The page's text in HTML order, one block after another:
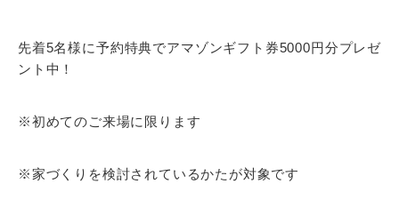
先着5名様に予約特典でアマゾンギフト券5000円分プレゼ
ント中！
※初めてのご来場に限ります
※家づくりを検討されているかたが対象です